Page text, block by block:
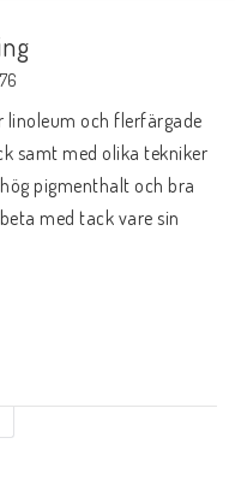
och flerfärgade
samt med olika tekniker
pigmenthalt och bra
med tack vare sin
krav för Giftfri Förskola